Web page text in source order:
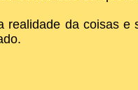
realidade da coisas e